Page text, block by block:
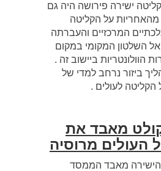
ישירה פירושה היה גם
על הקליטה
המרכזיים והעברתה
השלטון המקומי במקום
הוולונטריות ביישוב זה .
ביזור נרחב למדי של
הקליטה לעולים .
מאבד את
העולים מרוסיה
הישירה מאבד הממסד